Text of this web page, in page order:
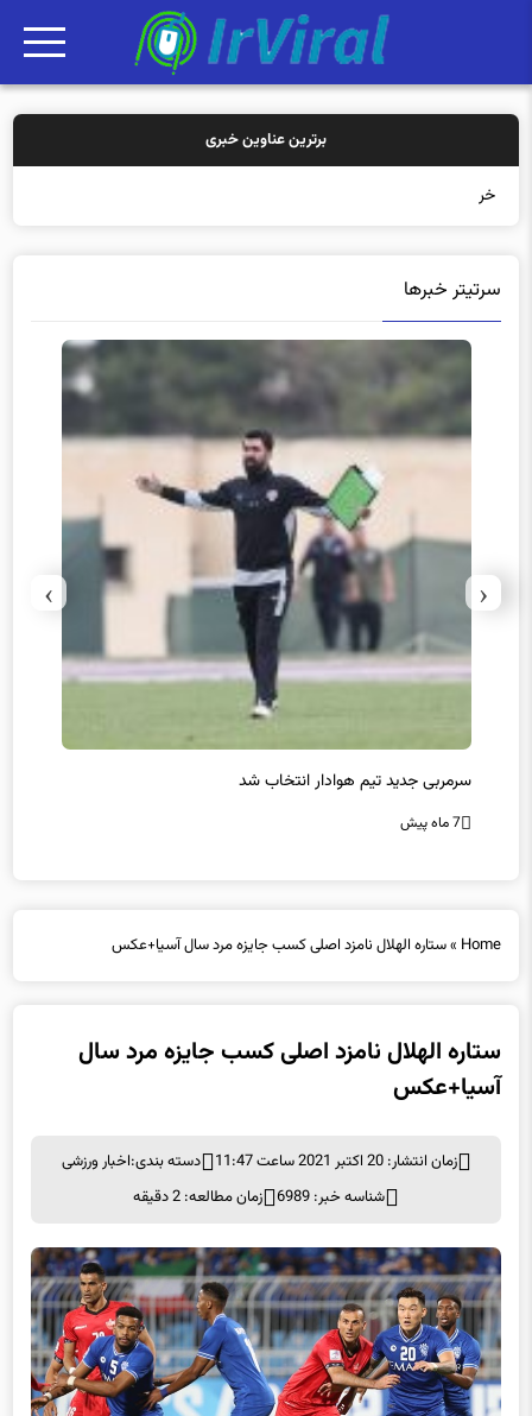
برترین عناوین خبری
خرید بیمه: س
سرتیتر خبرها
سرمربی جدید تیم هوادار انتخاب شد
7 ماه پیش
‹
›
Home
»ستاره الهلال نامزد اصلی کسب جایزه مرد سال آسیا+عکس
ستاره الهلال نامزد اصلی کسب جایزه مرد سال
آسیا+عکس
زمان انتشار: 20 اکتبر 2021 ساعت 11:47 دسته بندی:اخبار ورزشی
شناسه خبر: 6989
زمان مطالعه: 2 دقیقه